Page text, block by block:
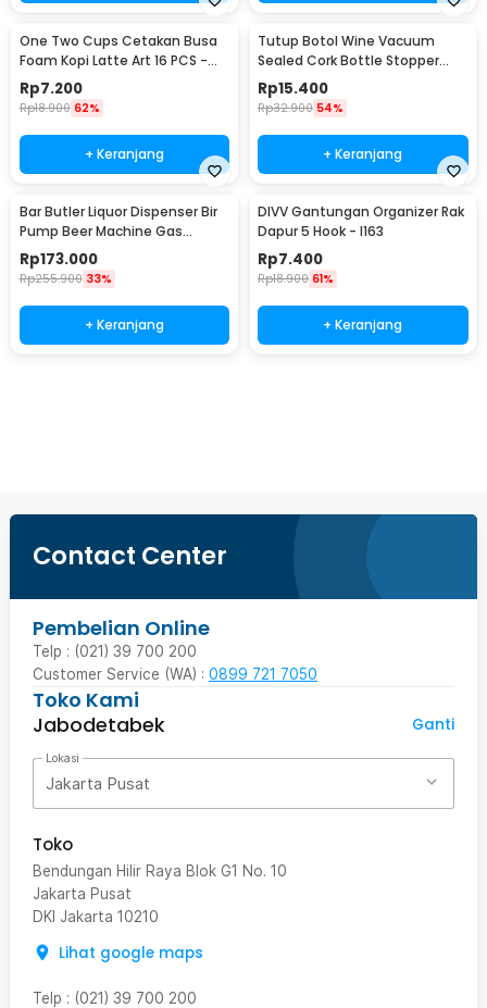
One Two Cups Cetakan Busa
Foam Kopi Latte Art 16 PCS -
JJYE01
Rp7.200
Rp18.900 62%
+ Keranjang
Tutup Botol Wine Vacuum
Sealed Cork Bottle Stopper
Stainless Steel - G94529
Rp15.400
Rp32.900 54%
+ Keranjang
Bar Butler Liquor Dispenser Bir
Pump Beer Machine Gas
Station 900ml - P-36
Rp173.000
Rp255.900 33%
+ Keranjang
DIVV Gantungan Organizer Rak
Dapur 5 Hook - I163
Rp7.400
Rp18.900 61%
+ Keranjang
Contact Center
Pembelian Online
Telp : (021) 39 700 200
Customer Service (WA) : 0899 721 7050
Toko Kami
Jabodetabek
Ganti
Lokasi
Jakarta Pusat
Toko
Bendungan Hilir Raya Blok G1 No. 10
Jakarta Pusat
DKI Jakarta 10210
Lihat google maps
Telp : (021) 39 700 200